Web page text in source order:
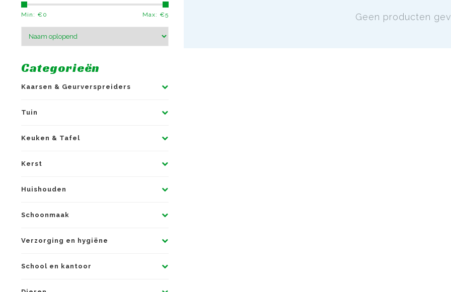
Min: €0 Max: €5
Categorieën
Kaarsen & Geurverspreiders
Tuin
Keuken & Tafel
Kerst
Huishouden
Schoonmaak
Verzorging en hygiëne
School en kantoor
Geen producten